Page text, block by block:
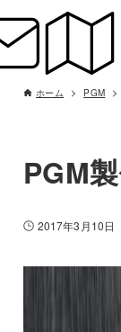
ホーム PGM
PGM
2017年3月10日